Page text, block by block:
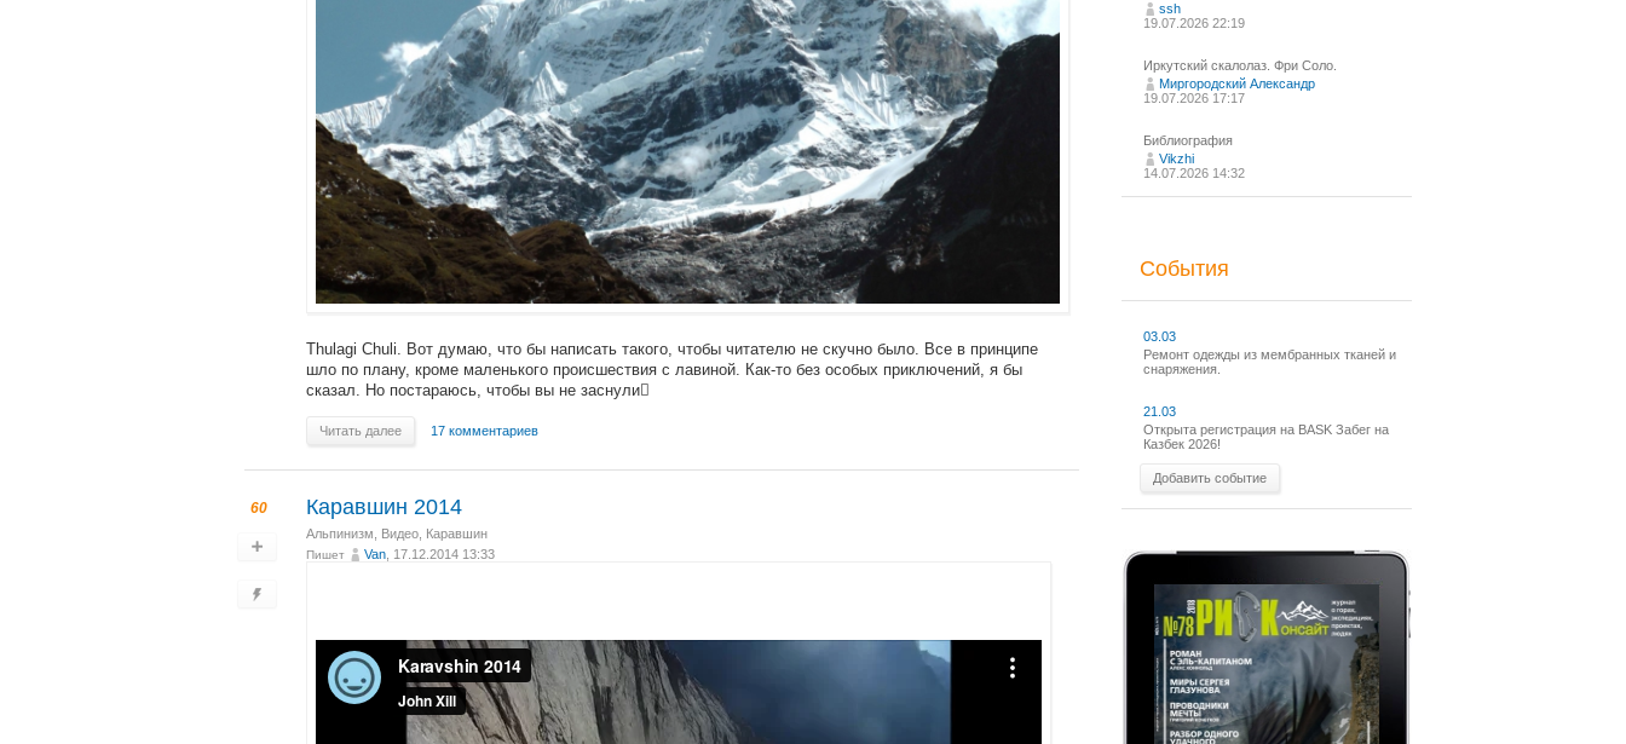
Thulagi Chuli. Вот думаю, что бы написать такого, чтобы читателю не скучно было. Все в принципе
шло по плану, кроме маленького проиcшествия с лавиной. Как-то без особых приключений, я бы
сказал. Но постараюсь, чтобы вы не заснули
Читать далее 17 комментариев
60 Каравшин 2014
Альпинизм Видео Каравшин
Пишет Van , 17.12.2014 13:33
ssh
19.07.2026 22:19
Иркутский скалолаз. Фри Соло.
Миргородский Александр
19.07.2026 17:17
Библиография
Vikzhi
14.07.2026 14:32
События
03.03
Ремонт одежды из мембранных тканей и
снаряжения.
21.03
Открыта регистрация на BASK Забег на
Казбек 2026!
Добавить событие